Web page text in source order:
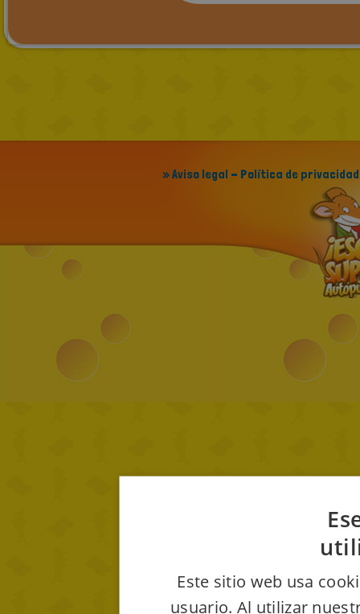
» Aviso legal - Política de privacidad
Este sitio web usa
usuario. Al utilizar